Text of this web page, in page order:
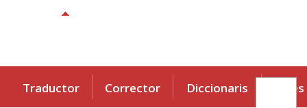
Traductor Corrector Diccionaris Eines